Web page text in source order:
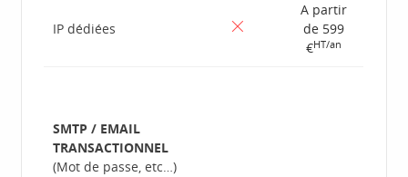
IP dédiées
A partir
de 599
€HT/an
SMTP / EMAIL
TRANSACTIONNEL
(Mot de passe, etc…)